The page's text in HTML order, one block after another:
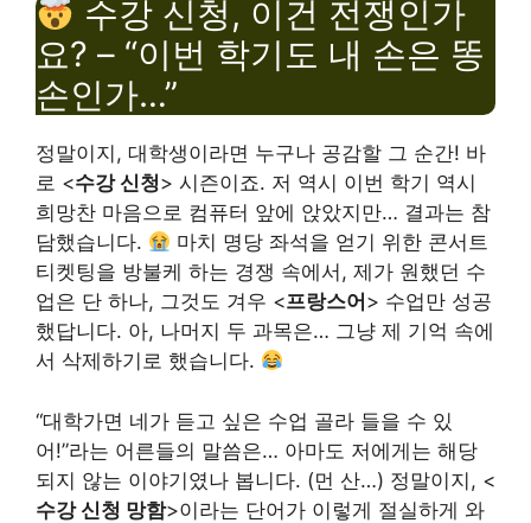
수강 신청, 이건 전쟁인가
요? – “이번 학기도 내 손은 똥
손인가…”
정말이지, 대학생이라면 누구나 공감할 그 순간! 바
로 <수강 신청> 시즌이죠. 저 역시 이번 학기 역시
희망찬 마음으로 컴퓨터 앞에 앉았지만… 결과는 참
담했습니다.
마치 명당 좌석을 얻기 위한 콘서트
티켓팅을 방불케 하는 경쟁 속에서, 제가 원했던 수
업은 단 하나, 그것도 겨우 <프랑스어 > 수업만 성공
했답니다. 아, 나머지 두 과목은… 그냥 제 기억 속에
서 삭제하기로 했습니다.
“대학가면 네가 듣고 싶은 수업 골라 들을 수 있
어!”라는 어른들의 말씀은… 아마도 저에게는 해당
되지 않는 이야기였나 봅니다. (먼 산…) 정말이지, <
수강 신청 망함>이라는 단어가 이렇게 절실하게 와